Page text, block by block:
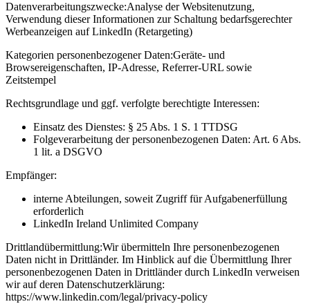
Datenverarbeitungszwecke:Analyse der Websitenutzung,
Verwendung dieser Informationen zur Schaltung bedarfsgerechter
Werbeanzeigen auf LinkedIn (Retargeting)
Kategorien personenbezogener Daten:Geräte- und
Browsereigenschaften, IP-Adresse, Referrer-URL sowie
Zeitstempel
Rechtsgrundlage und ggf. verfolgte berechtigte Interessen:
Einsatz des Dienstes: § 25 Abs. 1 S. 1 TTDSG
Folgeverarbeitung der personenbezogenen Daten: Art. 6 Abs.
1 lit. a DSGVO
Empfänger:
interne Abteilungen, soweit Zugriff für Aufgabenerfüllung
erforderlich
LinkedIn Ireland Unlimited Company
Drittlandübermittlung:Wir übermitteln Ihre personenbezogenen
Daten nicht in Drittländer. Im Hinblick auf die Übermittlung Ihrer
personenbezogenen Daten in Drittländer durch LinkedIn verweisen
wir auf deren Datenschutzerklärung:
https://www.linkedin.com/legal/privacy-policy